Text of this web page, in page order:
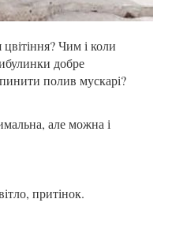
цвітіння? Чим і коли
добре
полив мускарі?
але можна і
притінок.